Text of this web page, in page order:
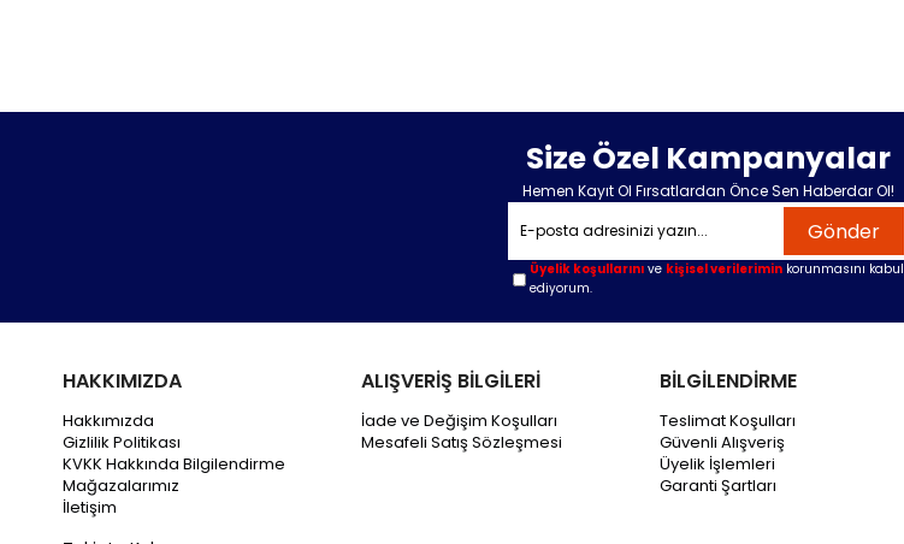
Size Özel Kampanyalar
Hemen Kayıt Ol Fırsatlardan Önce Sen Haberdar Ol!
Gönder
Üyelik koşullarını ve kişisel verilerimin korunmasını kabul
ediyorum.
HAKKIMIZDA
Hakkımızda
Gizlilik Politikası
KVKK Hakkında Bilgilendirme
Mağazalarımız
İletişim
ALIŞVERİŞ BİLGİLERİ
İade ve Değişim Koşulları
Mesafeli Satış Sözleşmesi
BİLGİLENDİRME
Teslimat Koşulları
Güvenli Alışveriş
Üyelik İşlemleri
Garanti Şartları